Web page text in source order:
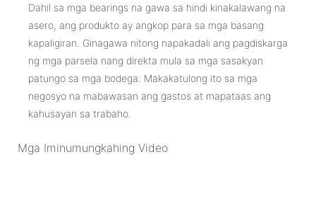
Dahil sa mga bearings na gawa sa hindi kinakalawang na
asero, ang produkto ay angkop para sa mga basang
kapaligiran. Ginagawa nitong napakadali ang pagdiskarga
ng mga parsela nang direkta mula sa mga sasakyan
patungo sa mga bodega. Makakatulong ito sa mga
negosyo na mabawasan ang gastos at mapataas ang
kahusayan sa trabaho.
Mga Iminumungkahing Video